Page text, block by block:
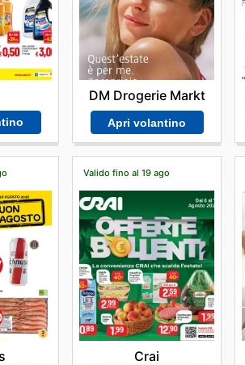
DM Drogerie Markt
Apri volantino
Valido fino al 19 ago
Crai